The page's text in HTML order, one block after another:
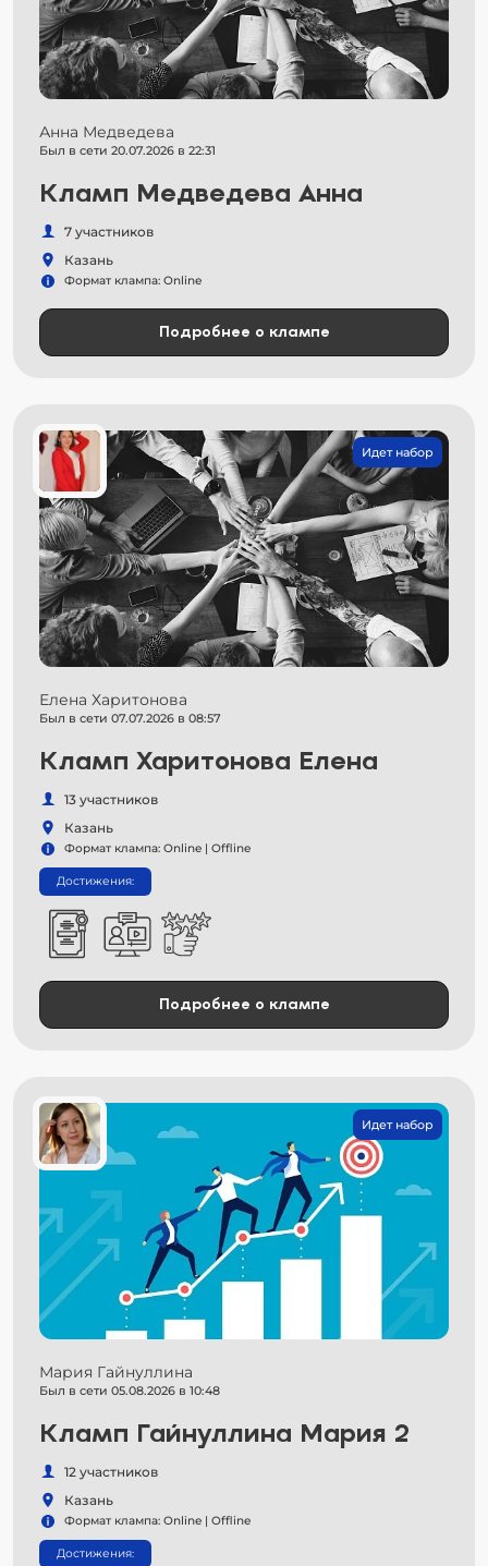
Анна Медведева
Был в сети 20.07.2026 в 22:31
Кламп Медведева Анна
7 участников
Казань
Формат клампа: Online
Подробнее о клампе
Идет набор
Елена Харитонова
Был в сети 07.07.2026 в 08:57
Кламп Харитонова Елена
13 участников
Казань
Формат клампа: Online | Offline
Достижения:
Подробнее о клампе
Идет набор
Мария Гайнуллина
Был в сети 05.08.2026 в 10:48
Кламп Гайнуллина Мария 2
12 участников
Казань
Формат клампа: Online | Offline
Достижения: